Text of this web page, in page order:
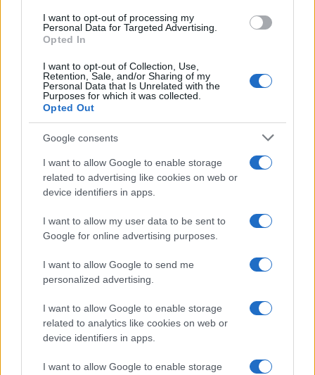
I want to opt-out of processing my
Personal Data for Targeted Advertising.
Opted In
I want to opt-out of Collection, Use,
Retention, Sale, and/or Sharing of my
Personal Data that Is Unrelated with the
Purposes for which it was collected.
Opted Out
Google consents
I want to allow Google to enable storage
related to advertising like cookies on web or
device identifiers in apps.
I want to allow my user data to be sent to
Google for online advertising purposes.
I want to allow Google to send me
personalized advertising.
I want to allow Google to enable storage
related to analytics like cookies on web or
device identifiers in apps.
I want to allow Google to enable storage
Monte Pino, la fine di un lungo dolore: storia e
rinascita della strada che segnò la Gallura
Raid nelle campagne di Berchidda, rischio per
la rete elettrica
Monte Pino, via i cancelli del cantiere: la Gallura
ritrova la strada